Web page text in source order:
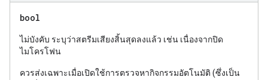
bool
ไม่บังคับ ระบุว่าสตรีมเสียงสิ้นสุดลงแล้ว เช่น เนื่องจากปิด
ไมโครโฟน
ควรส่งเฉพาะเมื่อเปิดใช้การตรวจหากิจกรรมอัตโนมัติ (ซึ่งเป็น